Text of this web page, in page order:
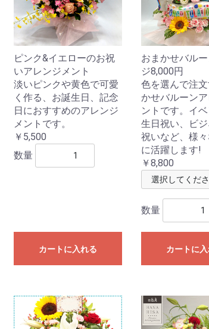
ピンク&イエローのお祝
いアレンジメント
淡いピンクや黄色で可愛
く作る、お誕生日、記念
日におすすめのアレンジ
メントです。
￥5,500
数量
カートに入れる
おまかせバル
ジ8,000円
色を選んで注文
かせバルーン
ントです。イ
生日祝い、ビ
祝いなど、様
に活躍します!
￥8,800
数量
カートに